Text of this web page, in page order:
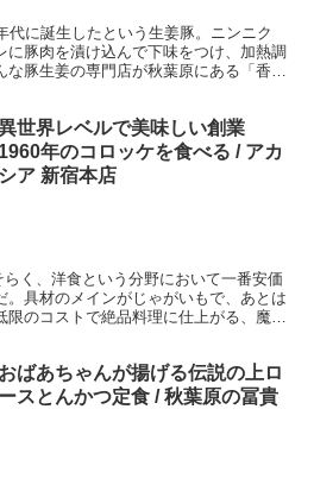
代に誕生したという生姜豚。ニンニク
に豚肉を漬け込んで下味をつけ、加熱調
豚生姜の専門店が秋葉原にある「香登
世界レベルで美味しい創業
1960年のコロッケを食べる / アカ
シア 新宿本店
く、洋食という分野において一番安価
。具材のメインがじゃがいもで、あとは
のコストで絶品料理に仕上がる、魔法
おばあちゃんが揚げる伝説の上ロ
ースとんかつ定食 / 秋葉原の冨貴